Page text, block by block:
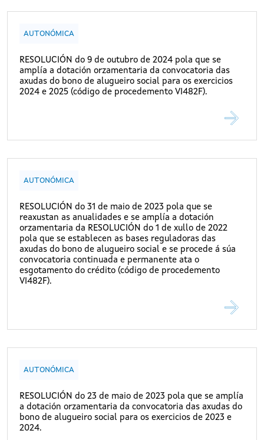
AUTONÓMICA
RESOLUCIÓN do 9 de outubro de 2024 pola que se
amplía a dotación orzamentaria da convocatoria das
axudas do bono de alugueiro social para os exercicios
2024 e 2025 (código de procedemento VI482F).
AUTONÓMICA
RESOLUCIÓN do 31 de maio de 2023 pola que se
reaxustan as anualidades e se amplía a dotación
orzamentaria da RESOLUCIÓN do 1 de xullo de 2022
pola que se establecen as bases reguladoras das
axudas do bono de alugueiro social e se procede á súa
convocatoria continuada e permanente ata o
esgotamento do crédito (código de procedemento
VI482F).
AUTONÓMICA
RESOLUCIÓN do 23 de maio de 2023 pola que se amplía
a dotación orzamentaria da convocatoria das axudas do
bono de alugueiro social para os exercicios de 2023 e
2024.